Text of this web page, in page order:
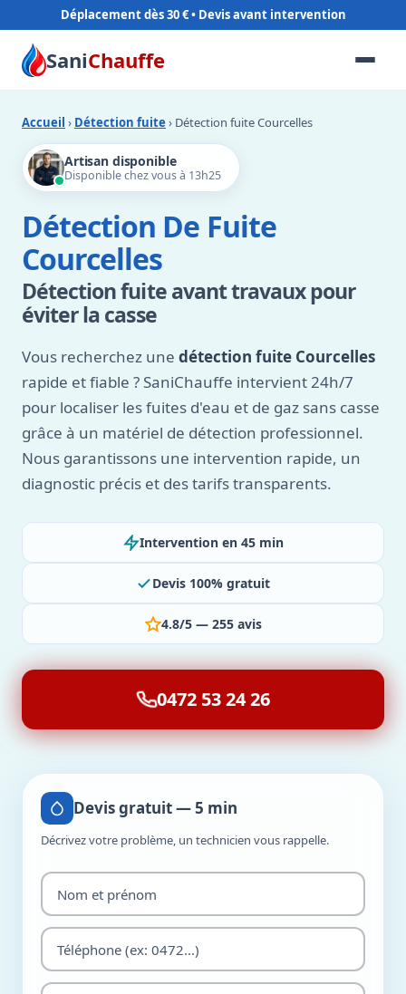
Déplacement dès 30 €
SaniChauffe
Accueil › Détection fuite › Détection fuite Courcelles
Artisan disponible
Disponible chez vous à 13h25
Détection De Fuite
Courcelles
Détection fuite avant travaux pour
éviter la casse
Vous recherchez une détection fuite Courcelles
rapide et fiable ? SaniChauffe intervient 24h/7
pour localiser les fuites d'eau et de gaz sans casse
grâce à un matériel de détection professionnel.
Nous garantissons une intervention rapide, un
diagnostic précis et des tarifs transparents.
Intervention en 45 min
Devis 100% gratuit
4.8/5 — 255 avis
0472 53 24 26
Devis gratuit — 5 min
Décrivez votre problème, un technicien vous rappelle.